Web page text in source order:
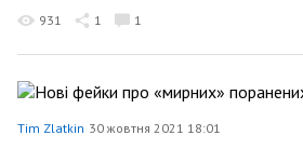
931 1 1
Tim Zlatkin 30 жовтня 2021 18:01